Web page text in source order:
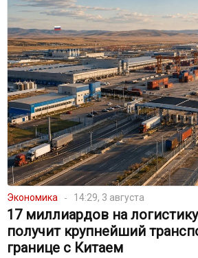
Экономика 14:29, 3 августа
17 миллиардов на
получит крупнейший
границе с Китаем